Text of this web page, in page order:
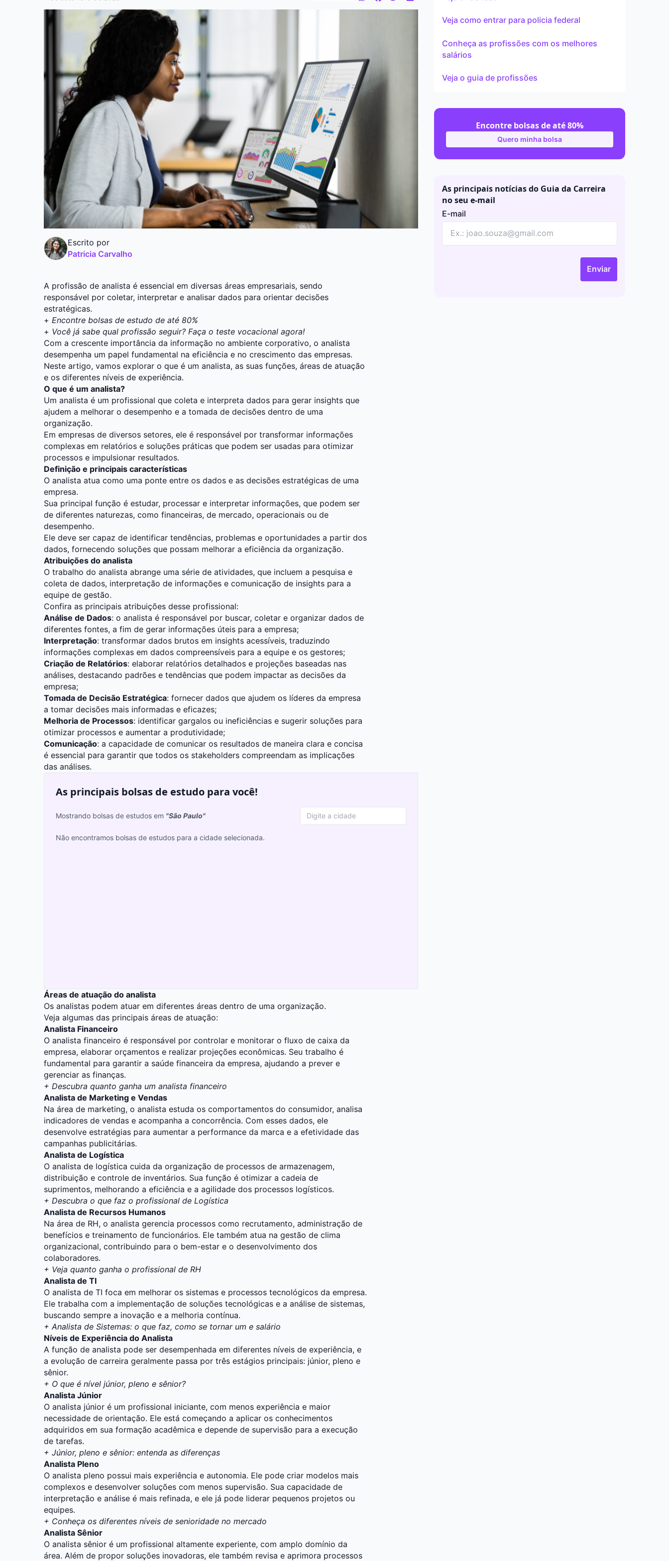
Escrito por
Patricia Carvalho
A profissão de analista é essencial em diversas áreas empresariais, sendo
responsável por coletar, interpretar e analisar dados para orientar decisões
estratégicas.
+ Encontre bolsas de estudo de até 80%
+ Você já sabe qual profissão seguir? Faça o teste vocacional agora!
Com a crescente importância da informação no ambiente corporativo, o analista
desempenha um papel fundamental na eficiência e no crescimento das empresas.
Neste artigo, vamos explorar o que é um analista, as suas funções, áreas de atuação
e os diferentes níveis de experiência.
O que é um analista?
Um analista é um profissional que coleta e interpreta dados para gerar insights que
ajudem a melhorar o desempenho e a tomada de decisões dentro de uma
organização.
Em empresas de diversos setores, ele é responsável por transformar informações
complexas em relatórios e soluções práticas que podem ser usadas para otimizar
processos e impulsionar resultados.
Definição e principais características
O analista atua como uma ponte entre os dados e as decisões estratégicas de uma
empresa.
Sua principal função é estudar, processar e interpretar informações, que podem ser
de diferentes naturezas, como financeiras, de mercado, operacionais ou de
desempenho.
Ele deve ser capaz de identificar tendências, problemas e oportunidades a partir dos
dados, fornecendo soluções que possam melhorar a eficiência da organização.
Atribuições do analista
O trabalho do analista abrange uma série de atividades, que incluem a pesquisa e
coleta de dados, interpretação de informações e comunicação de insights para a
equipe de gestão.
Confira as principais atribuições desse profissional:
Análise de Dados: o analista é responsável por buscar, coletar e organizar dados de
diferentes fontes, a fim de gerar informações úteis para a empresa;
Interpretação: transformar dados brutos em insights acessíveis, traduzindo
informações complexas em dados compreensíveis para a equipe e os gestores;
Criação de Relatórios: elaborar relatórios detalhados e projeções baseadas nas
análises, destacando padrões e tendências que podem impactar as decisões da
empresa;
Tomada de Decisão Estratégica: fornecer dados que ajudem os líderes da empresa
a tomar decisões mais informadas e eficazes;
Melhoria de Processos: identificar gargalos ou ineficiências e sugerir soluções para
otimizar processos e aumentar a produtividade;
Comunicação: a capacidade de comunicar os resultados de maneira clara e concisa
é essencial para garantir que todos os stakeholders compreendam as implicações
das análises.
As principais bolsas de estudo para você!
Mostrando bolsas de estudos em "São Paulo"
Não encontramos bolsas de estudos para a cidade selecionada.
Áreas de atuação do analista
Os analistas podem atuar em diferentes áreas dentro de uma organização.
Veja algumas das principais áreas de atuação:
Analista Financeiro
O analista financeiro é responsável por controlar e monitorar o fluxo de caixa da
empresa, elaborar orçamentos e realizar projeções econômicas. Seu trabalho é
fundamental para garantir a saúde financeira da empresa, ajudando a prever e
gerenciar as finanças.
+ Descubra quanto ganha um analista financeiro
Analista de Marketing e Vendas
Na área de marketing, o analista estuda os comportamentos do consumidor, analisa
indicadores de vendas e acompanha a concorrência. Com esses dados, ele
desenvolve estratégias para aumentar a performance da marca e a efetividade das
campanhas publicitárias.
Analista de Logística
O analista de logística cuida da organização de processos de armazenagem,
distribuição e controle de inventários. Sua função é otimizar a cadeia de
suprimentos, melhorando a eficiência e a agilidade dos processos logísticos.
+ Descubra o que faz o profissional de Logística
Analista de Recursos Humanos
Na área de RH, o analista gerencia processos como recrutamento, administração de
benefícios e treinamento de funcionários. Ele também atua na gestão de clima
organizacional, contribuindo para o bem-estar e o desenvolvimento dos
colaboradores.
+ Veja quanto ganha o profissional de RH
Analista de TI
O analista de TI foca em melhorar os sistemas e processos tecnológicos da empresa.
Ele trabalha com a implementação de soluções tecnológicas e a análise de sistemas,
buscando sempre a inovação e a melhoria contínua.
+ Analista de Sistemas: o que faz, como se tornar um e salário
Níveis de Experiência do Analista
A função de analista pode ser desempenhada em diferentes níveis de experiência, e
a evolução de carreira geralmente passa por três estágios principais: júnior, pleno e
sênior.
+ O que é nível júnior, pleno e sênior?
Analista Júnior
O analista júnior é um profissional iniciante, com menos experiência e maior
necessidade de orientação. Ele está começando a aplicar os conhecimentos
adquiridos em sua formação acadêmica e depende de supervisão para a execução
de tarefas.
+ Júnior, pleno e sênior: entenda as diferenças
Analista Pleno
O analista pleno possui mais experiência e autonomia. Ele pode criar modelos mais
complexos e desenvolver soluções com menos supervisão. Sua capacidade de
interpretação e análise é mais refinada, e ele já pode liderar pequenos projetos ou
equipes.
+ Conheça os diferentes níveis de senioridade no mercado
Analista Sênior
O analista sênior é um profissional altamente experiente, com amplo domínio da
área. Além de propor soluções inovadoras, ele também revisa e aprimora processos
Veja como entrar para policia federal
Conheça as profissões com os melhores
salários
Veja o guia de profissões
Encontre bolsas de até 80%
Quero minha bolsa
As principais notícias do Guia da Carreira
no seu e-mail
E-mail
Enviar